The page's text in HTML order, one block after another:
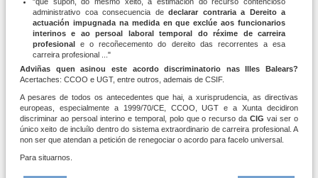
administrativo coa consecuencia de declarar contraria a Dereito a
actuación impugnada na medida en que exclúe aos funcionarios
interinos e ao persoal laboral temporal do réxime de carreira
profesional e o recoñecemento do dereito das recorrentes a esa
carreira profesional ..."
Adviñas quen asinou este acordo discriminatorio nas Illes Balears?
Acertaches: CCOO e UGT, entre outros, ademais de CSIF.
A pesares de todos os antecedentes que hai, a xurisprudencia, as directivas
europeas, especialmente a 1999/70/CE, CCOO, UGT e a Xunta decidiron
discriminar ao persoal interino e temporal, polo que o recurso daCIG vai ser o
único xeito de incluílo dentro do sistema extraordinario de carreira profesional. A
non ser que atendan a petición de renegociar o acordo para facelo universal.
Para situarnos.